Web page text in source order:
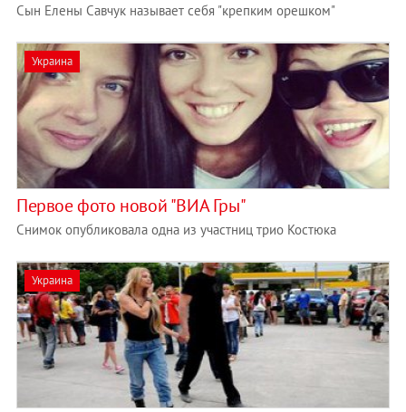
Сын Елены Савчук называет себя "крепким орешком"
Украина
Первое фото новой "ВИА Гры"
Снимок опубликовала одна из участниц трио Костюка
Украина